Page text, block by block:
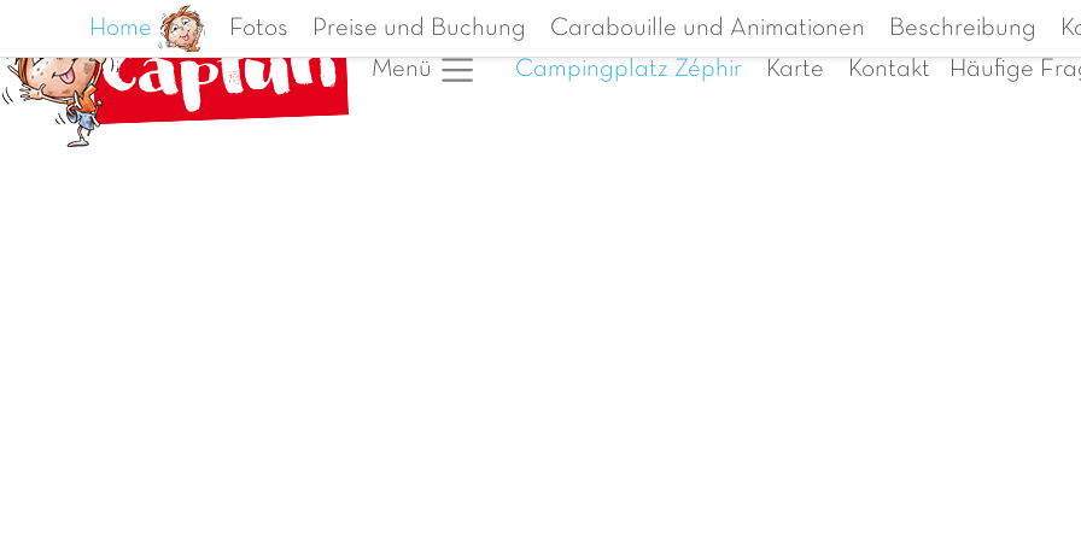
Menü Campingplatz Zéphir Karte Kontakt Häufige
Home Fotos Preise und Buchung Carabouille und Animationen Beschreibung